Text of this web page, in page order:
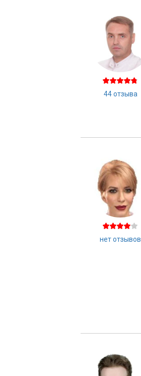
44 отзыва
нет отзывов